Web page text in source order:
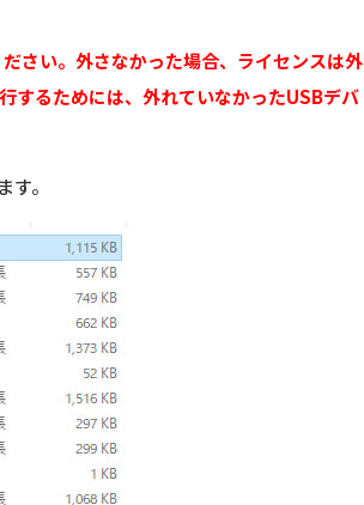
さい。外さなかった場合、ライセンスは外
するためには、外れていなかったUSBデバ
。